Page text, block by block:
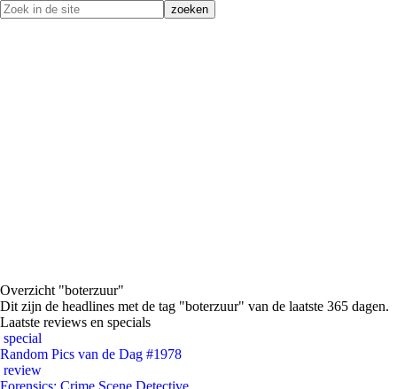
Overzicht "boterzuur"
Dit zijn de headlines met de tag "boterzuur" van de laatste 365 dagen.
Laatste reviews en specials
special
Random Pics van de Dag #1978
review
Forensics: Crime Scene Detective